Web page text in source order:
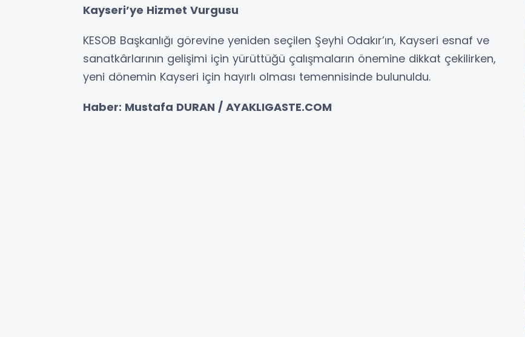
Kayseri’ye Hizmet Vurgusu
KESOB Başkanlığı görevine yeniden seçilen Şeyhi Odakır’ın, Kayseri esnaf ve
sanatkârlarının gelişimi için yürüttüğü çalışmaların önemine dikkat çekilirken,
yeni dönemin Kayseri için hayırlı olması temennisinde bulunuldu.
Haber: Mustafa DURAN / AYAKLIGASTE.COM